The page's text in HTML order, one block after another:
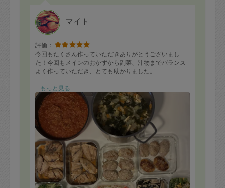
マイト
評価：
今回もたくさん作っていただきありがとうございまし
た！今回もメインのおかずから副菜、汁物までバランス
よく作っていただき、とても助かりました。
特にほうれん草としらすの和え物は家族にも好評で、あ
っという間になくなるくらいたくさんいただきました。
食材がたくさんあったにもかかわらず、時間内にこれだ
け多くの品数を作っていただき、本当にありがとうござ
いました。野菜もたっぷり使っていただき、栄養バラン
スも考えられていて毎回安心してお願いできます。
今回も後片付けまで丁寧にしていただき、ありがとうご
ざいました。またよろしくお願いいたします。
もっと見る